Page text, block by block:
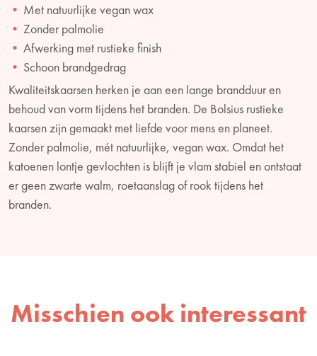
Met natuurlijke vegan wax
Zonder palmolie
Afwerking met rustieke finish
Schoon brandgedrag
Kwaliteitskaarsen herken je aan een lange brandduur en
behoud van vorm tijdens het branden. De Bolsius rustieke
kaarsen zijn gemaakt met liefde voor mens en planeet.
Zonder palmolie, mét natuurlijke, vegan wax. Omdat het
katoenen lontje gevlochten is blijft je vlam stabiel en ontstaat
er geen zwarte walm, roetaanslag of rook tijdens het
branden.
Misschien ook interessant